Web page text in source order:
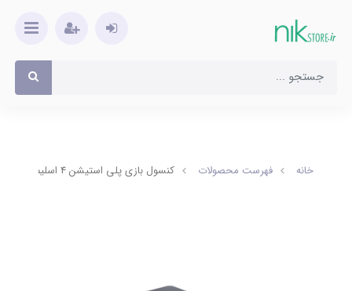
خانه فهرست محصولات کنسول بازی پلی استیشن 4 اسلیم 1 ترابایت